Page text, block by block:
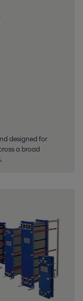
designed for
a broad